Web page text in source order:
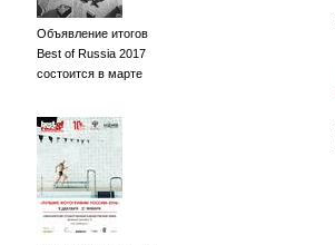
Объявление итогов
Best of Russia 2017
состоится в марте